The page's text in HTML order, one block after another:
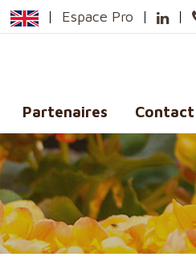
Espace Pro
Partenaires Contact